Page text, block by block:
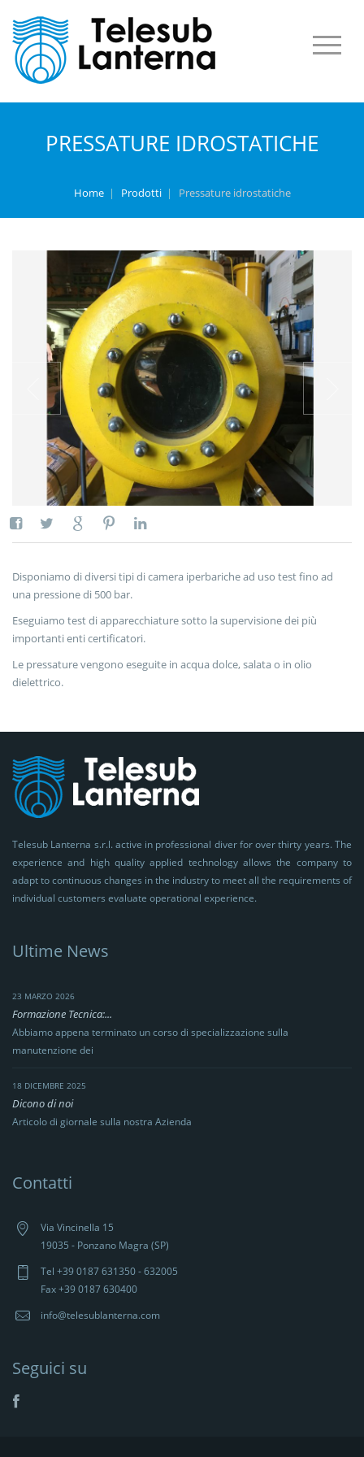
PRESSATURE IDROSTATICHE
Home | Prodotti | Pressature idrostatiche
Disponiamo di diversi tipi di camera iperbariche ad uso test fino ad
una pressione di 500 bar.
Eseguiamo test di apparecchiature sotto la supervisione dei più
importanti enti certificatori.
Le pressature vengono eseguite in acqua dolce, salata o in olio
dielettrico.
Telesub Lanterna s.r.l. active in professional diver for over thirty years. The
experience and high quality applied technology allows the company to
adapt to continuous changes in the industry to meet all the requirements of
individual customers evaluate operational experience.
Ultime News
23 MARZO 2026
Formazione Tecnica:...
Abbiamo appena terminato un corso di specializzazione sulla
manutenzione dei
18 DICEMBRE 2025
Dicono di noi
Articolo di giornale sulla nostra Azienda
Contatti
Via Vincinella 15
19035 - Ponzano Magra (SP)
Tel +39 0187 631350 - 632005
Fax +39 0187 630400
info@telesublanterna.com
Seguici su